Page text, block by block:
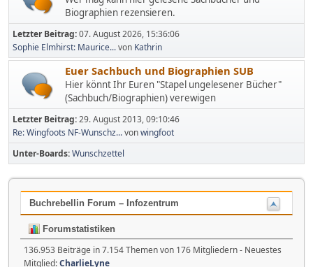
Biographien rezensieren.
Letzter Beitrag:07. August 2026, 15:36:06
Sophie Elmhirst: Maurice...von Kathrin
Euer Sachbuch und Biographien SUB
Hier könnt Ihr Euren "Stapel ungelesener Bücher"
(Sachbuch/Biographien) verewigen
Letzter Beitrag:29. August 2013, 09:10:46
Re: Wingfoots NF-Wunschz...vonwingfoot
Unter-Boards Wunschzettel
Buchrebellin Forum – Infozentrum
Forumstatistiken
136.953 Beiträge in 7.154 Themen von 176 Mitgliedern - Neuestes
Mitglied:CharlieLyne